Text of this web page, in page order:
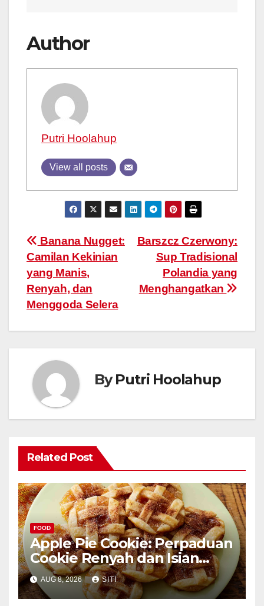
Author
Putri Hoolahup
View all posts
Post
navigation
Barszcz Czerwony:
Sup Tradisional
Polandia yang
Menghangatkan
Banana Nugget:
Camilan Kekinian
yang Manis,
Renyah, dan
Menggoda Selera
ByPutri Hoolahup
Related Post
FOOD
Apple Pie Cookie: Perpaduan
Cookie Renyah dan Isian
Apel
AUG 8, 2026 SITI